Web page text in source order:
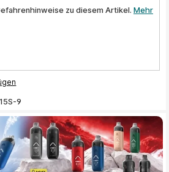
zu diesem Artikel. Mehr
9